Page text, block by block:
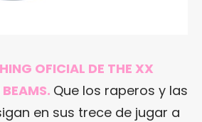
OFICIAL DE THE XX
Que los raperos y las
en sus trece de jugar a